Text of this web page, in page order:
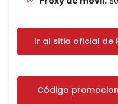
Ir al sitio oficial de
Código